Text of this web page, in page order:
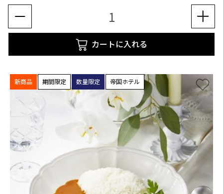
カートに入れる
新商品 期間限定 数量限定 帝国ホテル